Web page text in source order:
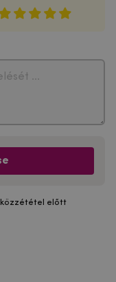
közzététel előtt